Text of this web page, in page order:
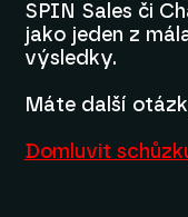
SPIN Sales či
jako jeden z
výsledky.
Máte další
Domluvit